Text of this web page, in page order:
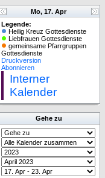
Mo, 17. Apr
Legende:
Heilig Kreuz Gottesdienste
Liebfrauen Gottesdienste
gemeinsame Pfarrgruppen
Gottesdienste
Druckversion
Abonnieren
Interner
Kalender
Gehe zu